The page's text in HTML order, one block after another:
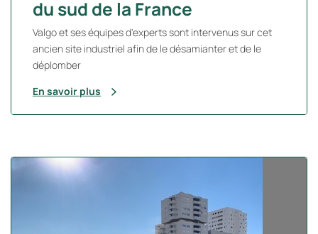
du sud de la France
Valgo et ses équipes d'experts sont intervenus sur cet
ancien site industriel afin de le désamianter et de le
déplomber
En savoir plus